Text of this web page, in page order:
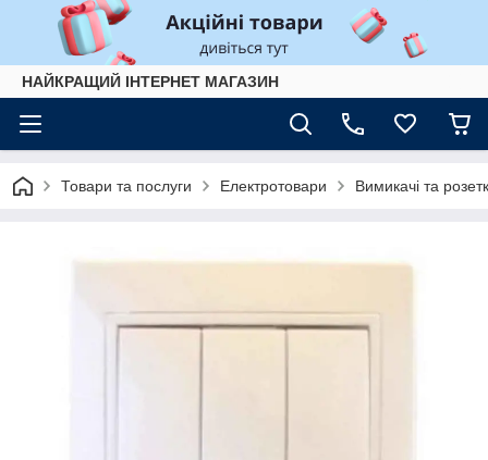
НАЙКРАЩИЙ ІНТЕРНЕТ МАГАЗИН
Товари та послуги Електротовари Вимикачі та